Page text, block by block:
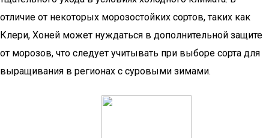
отличие от некоторых морозостойких сортов, таких как
Клери, Хоней может нуждаться в дополнительной защите
от морозов, что следует учитывать при выборе сорта для
выращивания в регионах с суровыми зимами.